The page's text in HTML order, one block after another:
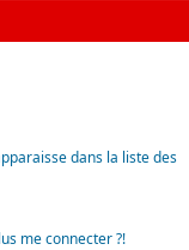
dans la liste des
me connecter ?!